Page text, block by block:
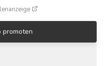
promoten